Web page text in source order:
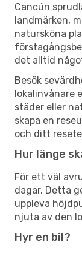
Cancún
landmärken,
natursköna
det alltid
Besök
lokalinvånare
städer eller
skapa en
och ditt
Hur länge
För ett väl
dagar. Detta
uppleva
njuta av den
Hyr en bil?